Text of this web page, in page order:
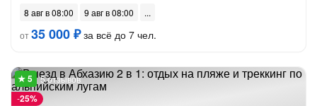
8 авг в 08:00
9 авг в 08:00
от35 000 ₽за всё до 7 чел.
-25%
5 отзывов